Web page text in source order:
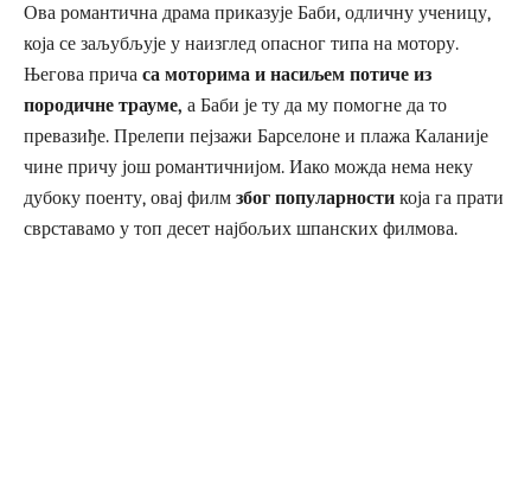
Ова романтична драма приказује Баби, одличну ученицу,
која се заљубљује у наизглед опасног типа на мотору.
Његова прича са моторима и насиљем потиче из
породичне трауме, а Баби је ту да му помогне да то
превазиђе. Прелепи пејзажи Барселоне и плажа Каланије
чине причу још романтичнијом. Иако можда нема неку
дубоку поенту, овај филм због популарности која га прати
сврставамо у топ десет најбољих шпанских филмова.